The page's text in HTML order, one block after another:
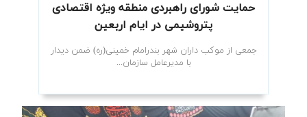
حمایت شورای راهبردی منطقه ویژه اقتصادی
پتروشیمی در ایام اربعین
جمعی از موکب داران شهر بندرامام خمینی(ره) ضمن دیدار
با مدیرعامل سازمان...